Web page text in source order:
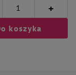
+
koszyka